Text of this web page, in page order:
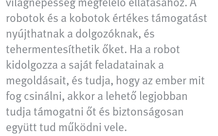
robotok és a kobotok értékes támogatást
nyújthatnak a dolgozóknak, és
tehermentesíthetik őket. Ha a robot
kidolgozza a saját feladatainak a
megoldásait, és tudja, hogy az ember mit
fog csinálni, akkor a lehető legjobban
tudja támogatni őt és biztonságosan
együtt tud működni vele.